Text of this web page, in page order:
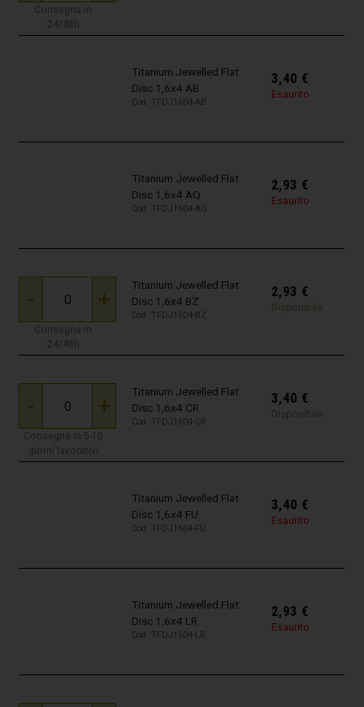
Consegna in
24/48h
Titanium Jewelled Flat
Disc 1,6x4 AB
Cod. TFDJ1604-AB
3,40 €
Esaurito
Titanium Jewelled Flat
Disc 1,6x4 AQ
Cod. TFDJ1604-AQ
2,93 €
Esaurito
- +
Consegna in
24/48h
Titanium Jewelled Flat
Disc 1,6x4 BZ
Cod. TFDJ1604-BZ
2,93 €
Disponibile
- +
Consegna in 5-10
giorni lavorativi
Titanium Jewelled Flat
Disc 1,6x4 CR
Cod. TFDJ1604-CR
3,40 €
Disponibile
Titanium Jewelled Flat
Disc 1,6x4 FU
Cod. TFDJ1604-FU
3,40 €
Esaurito
Titanium Jewelled Flat
Disc 1,6x4 LR
Cod. TFDJ1604-LR
2,93 €
Esaurito